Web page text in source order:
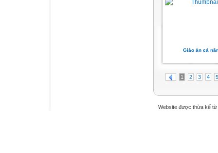
Giáo án cả
1 2 3 4 5
Website được thừa kế từ